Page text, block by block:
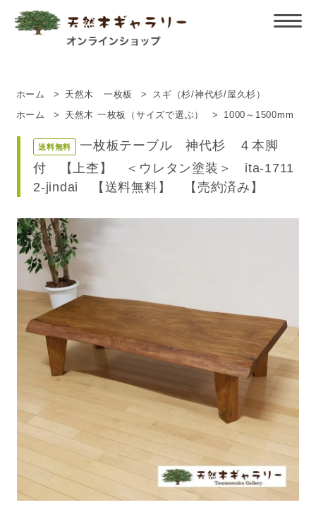
ホーム > 天然木 一枚板 > スギ（杉/神代杉/屋久杉）
ホーム > 天然木 一枚板（サイズで選ぶ） > 1000～1500mm
送料無料
一枚板テーブル 神代杉 ４本脚
付 【上杢】 ＜ウレタン塗装＞ ita-1711
2-jindai 【送料無料】 【売約済み】